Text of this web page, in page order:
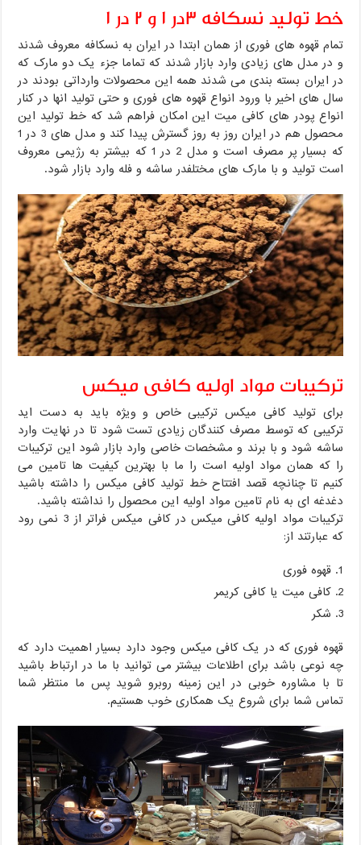
خط تولید نسکافه 3در 1 و 2 در 1
تمام قهوه های فوری از همان ابتدا در ایران به نسکافه معروف شدند
و در مدل های زیادی وارد بازار شدند که تماما جزء یک دو مارک که
در ایران بسته بندی می شدند همه این محصولات وارداتی بودند در
سال های اخیر با ورود انواع قهوه های فوری و حتی تولید انها در کنار
انواع پودر های کافی میت این امکان فراهم شد که خط تولید این
محصول هم در ایران روز به روز گسترش پیدا کند و مدل های 3 در 1
که بسیار پر مصرف است و مدل 2 در 1 که بیشتر به رژیمی معروف
است تولید و با مارک های مختلفدر ساشه و فله وارد بازار شود.
ترکیبات مواد اولیه کافی میکس
برای تولید کافی میکس ترکیبی خاص و ویژه باید به دست اید
ترکیبی که توسط مصرف کنندگان زیادی تست شود تا در نهایت وارد
ساشه شود و با برند و مشخصات خاصی وارد بازار شود این ترکیبات
را که همان مواد اولیه است را ما با بهترین کیفیت ها تامین می
کنیم تا چنانچه قصد افتتاح خط تولید کافی میکس را داشته باشید
دغدغه ای به نام تامین مواد اولیه این محصول را نداشته باشید.
ترکیبات مواد اولیه کافی میکس در کافی میکس فراتر از 3 نمی رود
که عبارتند از:
قهوه فوری
کافی میت یا کافی کریمر
شکر
قهوه فوری که در یک کافی میکس وجود دارد بسیار اهمیت دارد که
چه نوعی باشد برای اطلاعات بیشتر می توانید با ما در ارتباط باشید
تا با مشاوره خوبی در این زمینه روبرو شوید پس ما منتظر شما
تماس شما برای شروع یک همکاری خوب هستیم.